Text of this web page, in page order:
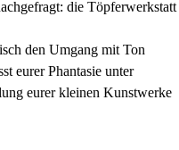
die Töpferwerkstatt
den Umgang mit Ton
eurer Phantasie unter
eurer kleinen Kunstwerke